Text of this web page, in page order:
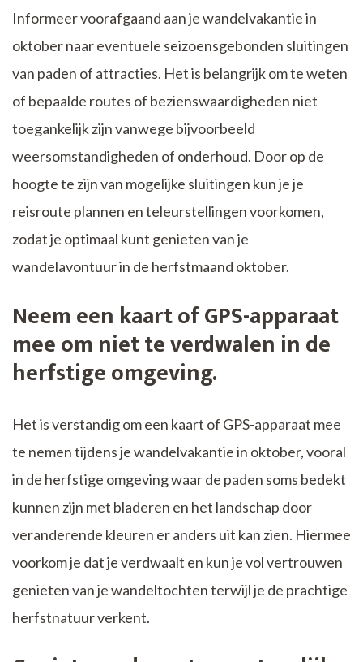
Informeer voorafgaand aan je wandelvakantie in
oktober naar eventuele seizoensgebonden sluitingen
van paden of attracties. Het is belangrijk om te weten
of bepaalde routes of bezienswaardigheden niet
toegankelijk zijn vanwege bijvoorbeeld
weersomstandigheden of onderhoud. Door op de
hoogte te zijn van mogelijke sluitingen kun je je
reisroute plannen en teleurstellingen voorkomen,
zodat je optimaal kunt genieten van je
wandelavontuur in de herfstmaand oktober.
Neem een kaart of GPS-apparaat
mee om niet te verdwalen in de
herfstige omgeving.
Het is verstandig om een kaart of GPS-apparaat mee
te nemen tijdens je wandelvakantie in oktober, vooral
in de herfstige omgeving waar de paden soms bedekt
kunnen zijn met bladeren en het landschap door
veranderende kleuren er anders uit kan zien. Hiermee
voorkom je dat je verdwaalt en kun je vol vertrouwen
genieten van je wandeltochten terwijl je de prachtige
herfstnatuur verkent.